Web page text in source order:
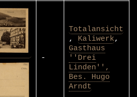
-
Totalansicht
, Kaliwerk,
Gasthaus
''Drei
Linden'',
Bes. Hugo
Arndt